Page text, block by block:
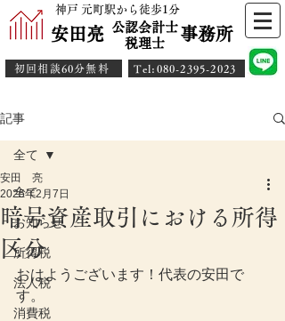
神戸 元町駅から徒歩1分
安田亮 事務所
公認会計士
​税理士
初回相談60分無料 ​Tel:080-2395-2023
記事
全て
お知らせ
所得税
法人税
消費税
全て
暗号資産取引における所得
区分
安田 亮
2025年2月7日
おはようございます！代表の安田で
す。